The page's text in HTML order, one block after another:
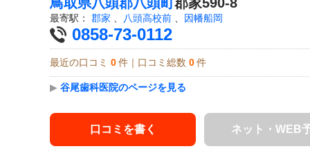
最寄駅： 郡家 八頭高校前 因幡船岡
0858-73-0112
最近の口コミ 0 件｜口コミ総数 0 件
▶ 谷尾歯科医院のページを見る
口コミを書く ネット・WEB